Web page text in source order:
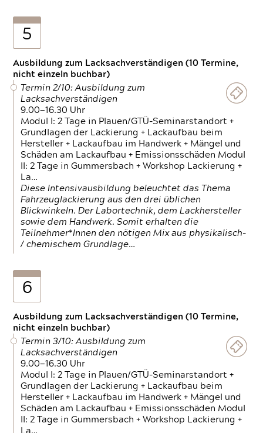
5
Ausbildung zum Lacksachverständigen (10 Termine,
nicht einzeln buchbar)
Termin 2/10: Ausbildung zum
Lacksachverständigen
9.00—16.30 Uhr
Modul I: 2 Tage in Plauen/GTÜ-Seminarstandort +
Grundlagen der Lackierung + Lackaufbau beim
Hersteller + Lackaufbau im Handwerk + Mängel und
Schäden am Lackaufbau + Emissionsschäden Modul
II: 2 Tage in Gummersbach + Workshop Lackierung +
La…
Diese Intensivausbildung beleuchtet das Thema
Fahrzeuglackierung aus den drei üblichen
Blickwinkeln. Der Labortechnik, dem Lackhersteller
sowie dem Handwerk. Somit erhalten die
Teilnehmer*Innen den nötigen Mix aus physikalisch-
/ chemischem Grundlage…
6
Ausbildung zum Lacksachverständigen (10 Termine,
nicht einzeln buchbar)
Termin 3/10: Ausbildung zum
Lacksachverständigen
9.00—16.30 Uhr
Modul I: 2 Tage in Plauen/GTÜ-Seminarstandort +
Grundlagen der Lackierung + Lackaufbau beim
Hersteller + Lackaufbau im Handwerk + Mängel und
Schäden am Lackaufbau + Emissionsschäden Modul
II: 2 Tage in Gummersbach + Workshop Lackierung +
La…